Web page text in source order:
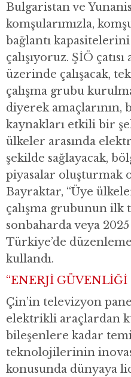
Bulgaristan ve
komşularımızla,
bağlantı
çalışıyoruz. ŞİÖ
üzerinde çalışacak,
çalışma grubu
diyerek amaçlarının,
kaynakları etkili bir
ülkeler arasında
şekilde sağlayacak,
piyasalar oluşturmak
Bayraktar, “Üye
çalışma grubunun ilk
sonbaharda veya
Türkiye’de
kullandı.
“ENERJİ
Çin’in televizyon
elektrikli araçlardan
bileşenlere kadar
teknolojilerinin
konusunda dünyaya